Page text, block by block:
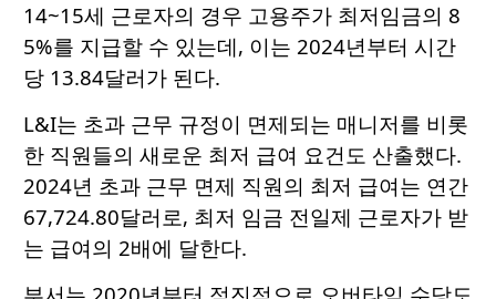
14~15세 근로자의 경우 고용주가 최저임금의 8
5%를 지급할 수 있는데, 이는 2024년부터 시간
당 13.84달러가 된다.
L&I는 초과 근무 규정이 면제되는 매니저를 비롯
한 직원들의 새로운 최저 급여 요건도 산출했다.
2024년 초과 근무 면제 직원의 최저 급여는 연간
67,724.80달러로, 최저 임금 전일제 근로자가 받
는 급여의 2배에 달한다.